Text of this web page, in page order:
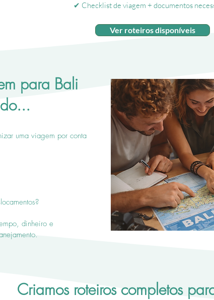
✔ Checklist de viagem + documentos
Ver roteiros disponíveis
para Bali
uma viagem por conta
dinheiro e
Criamos roteiros completos